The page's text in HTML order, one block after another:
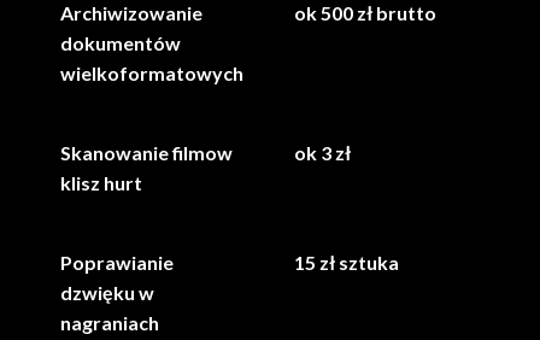
Archiwizowanie
dokumentów
wielkoformatowych
ok 500 zł brutto
Skanowanie filmow
klisz hurt
ok 3 zł
Poprawianie
dzwięku w
nagraniach
15 zł sztuka